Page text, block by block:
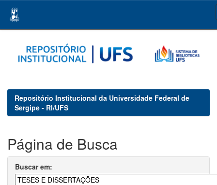
navigation
Repositório Institucional da Universidade Federal de
Sergipe - RI/UFS
Página de Busca
Buscar em: